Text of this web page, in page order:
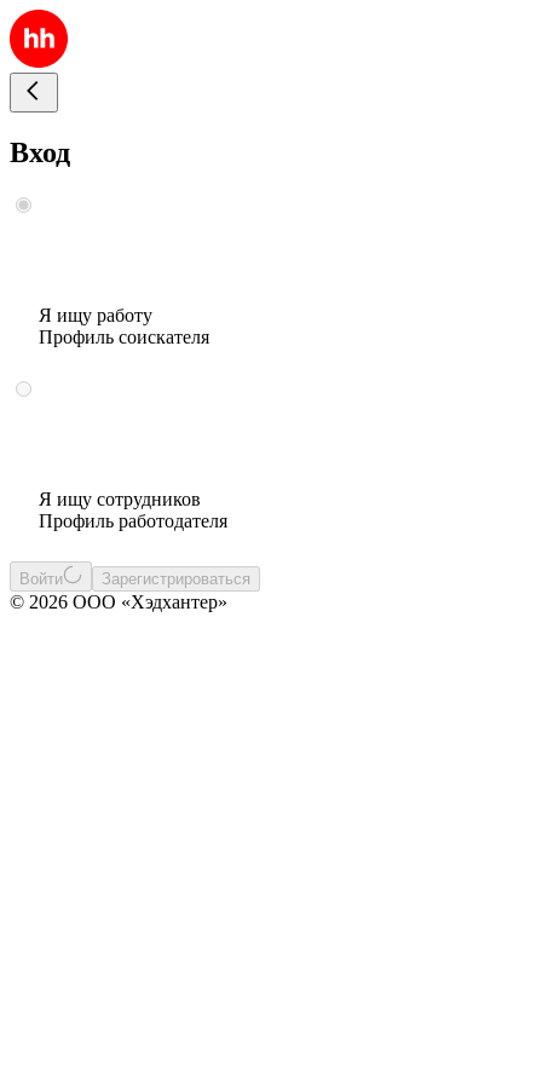
Вход
Я ищу работу
Профиль соискателя
Я ищу сотрудников
Профиль работодателя
Войти Зарегистрироваться
© 2026 ООО «Хэдхантер»